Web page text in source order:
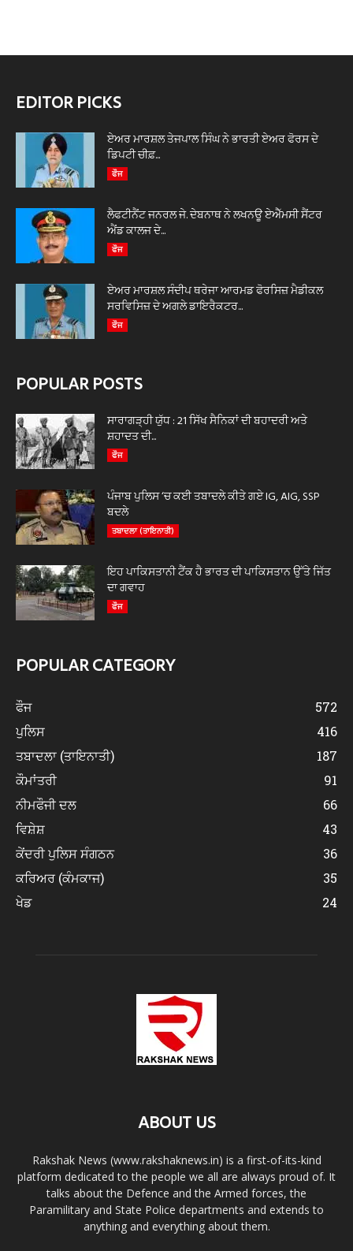
EDITOR PICKS
ਏਅਰ ਮਾਰਸ਼ਲ ਤੇਜਪਾਲ ਸਿੰਘ ਨੇ ਭਾਰਤੀ ਏਅਰ ਫੋਰਸ ਦੇ
ਡਿਪਟੀ ਚੀਫ਼...
ਫੌਜ
ਲੈਫਟੀਨੈਂਟ ਜਨਰਲ ਜੇ. ਦੇਬਨਾਥ ਨੇ ਲਖਨਊ ਏਐੱਮਸੀ ਸੈਂਟਰ
ਐਂਡ ਕਾਲਜ ਦੇ...
ਫੌਜ
ਏਅਰ ਮਾਰਸ਼ਲ ਸੰਦੀਪ ਥਰੇਜਾ ਆਰਮਡ ਫੋਰਸਿਜ਼ ਮੈਡੀਕਲ
ਸਰਵਿਸਿਜ਼ ਦੇ ਅਗਲੇ ਡਾਇਰੈਕਟਰ...
ਫੌਜ
POPULAR POSTS
ਸਾਰਾਗੜ੍ਹੀ ਯੁੱਧ : 21 ਸਿੱਖ ਸੈਨਿਕਾਂ ਦੀ ਬਹਾਦਰੀ ਅਤੇ
ਸ਼ਹਾਦਤ ਦੀ...
ਫੌਜ
ਪੰਜਾਬ ਪੁਲਿਸ ‘ਚ ਕਈ ਤਬਾਦਲੇ ਕੀਤੇ ਗਏ IG, AIG, SSP
ਬਦਲੇ
ਤਬਾਦਲਾ (ਤਾਇਨਾਤੀ)
ਇਹ ਪਾਕਿਸਤਾਨੀ ਟੈਂਕ ਹੈ ਭਾਰਤ ਦੀ ਪਾਕਿਸਤਾਨ ਉੱਤੇ ਜਿੱਤ
ਦਾ ਗਵਾਹ
ਫੌਜ
POPULAR CATEGORY
ਫੌਜ
572
ਪੁਲਿਸ
416
ਤਬਾਦਲਾ (ਤਾਇਨਾਤੀ)
187
ਕੌਮਾਂਤਰੀ
91
ਨੀਮਫੌਜੀ ਦਲ
66
ਵਿਸ਼ੇਸ਼
43
ਕੇਂਦਰੀ ਪੁਲਿਸ ਸੰਗਠਨ
36
ਕਰਿਅਰ (ਕੰਮਕਾਜ)
35
ਖੇਡ
24
ABOUT US
Rakshak News (www.rakshaknews.in) is a first-of-its-kind
platform dedicated to the people we all are always proud of. It
talks about the Defence and the Armed forces, the
Paramilitary and State Police departments and extends to
anything and everything about them.